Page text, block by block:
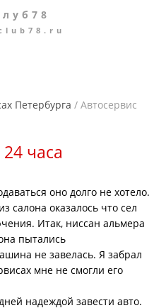
Петербурга / Автосервис
часа
оно долго не хотело.
салона оказалось что сел
Итак, ниссан альмера
пытались
не завелась. Я забрал
мне не смогли его
надеждой завести авто.